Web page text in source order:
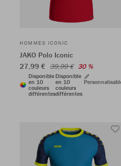
HOMMES ICONIC
JAKO Polo Iconic
27,99 € 39,99 € 30 %
Disponible
en 10
couleurs
différentes
Disponible
en 10
couleurs
différentes